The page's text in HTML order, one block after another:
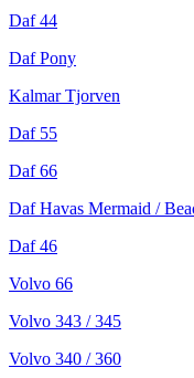
Daf 44
Daf Pony
Kalmar Tjorven
Daf 55
Daf 66
Daf Havas Mermaid /
Daf 46
Volvo 66
Volvo 343 / 345
Volvo 340 / 360